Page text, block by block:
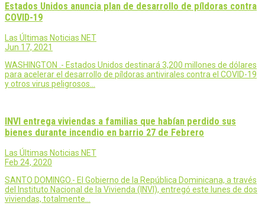
Estados Unidos anuncia plan de desarrollo de píldoras contra
COVID-19
Las Últimas Noticias NET
Jun 17, 2021
WASHINGTON .- Estados Unidos destinará 3,200 millones de dólares
para acelerar el desarrollo de píldoras antivirales contra el COVID-19
y otros virus peligrosos…
INVI entrega viviendas a familias que habían perdido sus
bienes durante incendio en barrio 27 de Febrero
Las Últimas Noticias NET
Feb 24, 2020
SANTO DOMINGO.- El Gobierno de la República Dominicana, a través
del Instituto Nacional de la Vivienda (INVI), entregó este lunes de dos
viviendas, totalmente…